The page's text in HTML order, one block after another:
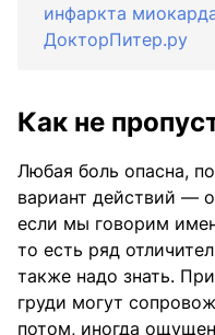
инфаркта
ДокторПитер.ру
Как не
Любая боль опасна,
вариант действий —
если мы говорим
то есть ряд
также надо знать.
груди могут
потом, иногда